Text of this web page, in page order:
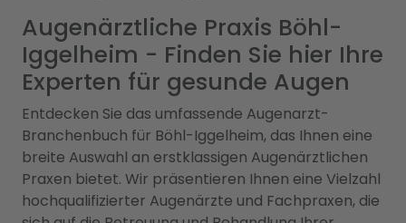
Augenärztliche Praxis Böhl-
Iggelheim - Finden Sie hier Ihre
Experten für gesunde Augen
Entdecken Sie das umfassende Augenarzt-
Branchenbuch für Böhl-Iggelheim, das Ihnen eine
breite Auswahl an erstklassigen Augenärztlichen
Praxen bietet. Wir präsentieren Ihnen eine Vielzahl
hochqualifizierter Augenärzte und Fachpraxen, die